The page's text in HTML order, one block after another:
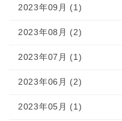
2023年09月 (1)
2023年08月 (2)
2023年07月 (1)
2023年06月 (2)
2023年05月 (1)